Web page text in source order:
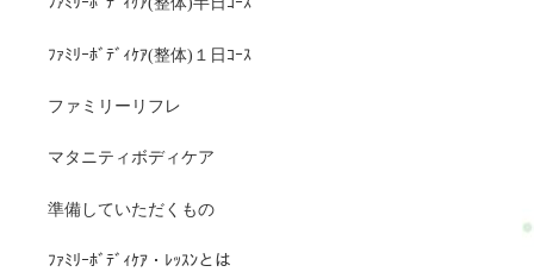
ﾌｧﾐﾘｰﾎﾞﾃﾞｨｹｱ(整体)１日ｺｰｽ
ファミリーリフレ
マタニティボディケア
準備していただくもの
ﾌｧﾐﾘｰﾎﾞﾃﾞｨｹｱ・ﾚｯｽﾝとは